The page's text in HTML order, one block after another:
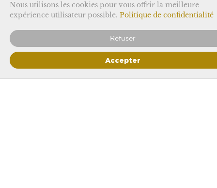
Nous utilisons les cookies pour vous offrir la meilleure
expérience utilisateur possible. Politique de confidentialité
Refuser
Accepter